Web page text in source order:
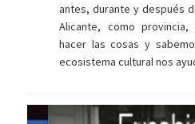
antes, durante y después
Alicante, como
hacer las cosas y
ecosistema cultural nos